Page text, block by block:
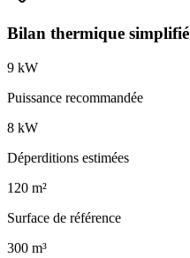
Bilan thermique simplifié
9 kW
Puissance recommandée
8 kW
Déperditions estimées
120 m²
Surface de référence
300 m³